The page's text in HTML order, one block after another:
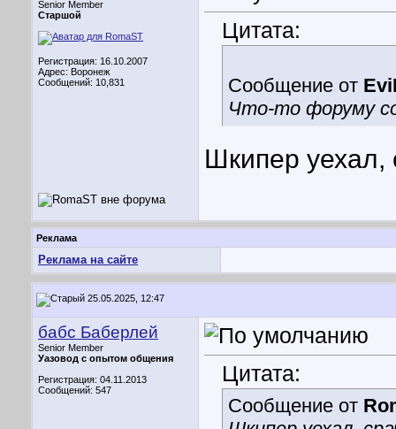
Senior Member
Старшой
Регистрация: 16.10.2007
Адрес: Воронеж
Сообщений: 10,831
Цитата:
Сообщение от
Что-то форуму
Шкипер уехал,
Реклама
Реклама на сайте
25.05.2025, 12:47
бабс Баберлей
Senior Member
Уазовод с опытом общения
Регистрация: 04.11.2013
Сообщений: 547
Цитата:
Сообщение от